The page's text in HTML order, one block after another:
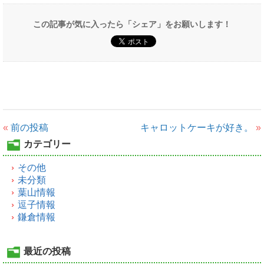
この記事が気に入ったら「シェア」をお願いします！
« 前の投稿 キャロットケーキが好き。
»
カテゴリー
その他
未分類
葉山情報
逗子情報
鎌倉情報
最近の投稿